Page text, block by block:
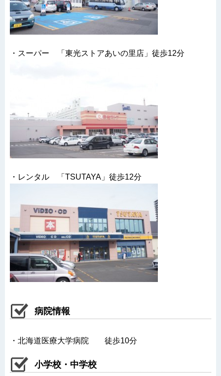
・スーパー 「東光ストアあいの里店」徒歩12分
・レンタル 「TSUTAYA」徒歩12分
病院情報
・北海道医療大学病院 徒歩10分
小学校・中学校